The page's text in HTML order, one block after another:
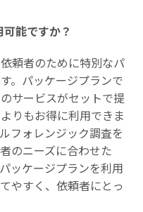
能ですか？
頼者のために特別なパ
。パッケージプランで
サービスがセットで提
りもお得に利用できま
フォレンジック調査を
のニーズに合わせた
ッケージプランを利用
やすく、依頼者にとっ